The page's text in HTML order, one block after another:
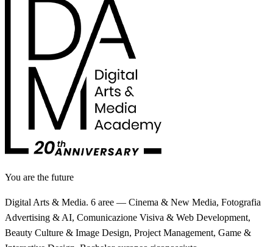
You are the future
Digital Arts & Media. 6 aree — Cinema & New Media, Fotografia
Advertising & AI, Comunicazione Visiva & Web Development,
Beauty Culture & Image Design, Project Management, Game &